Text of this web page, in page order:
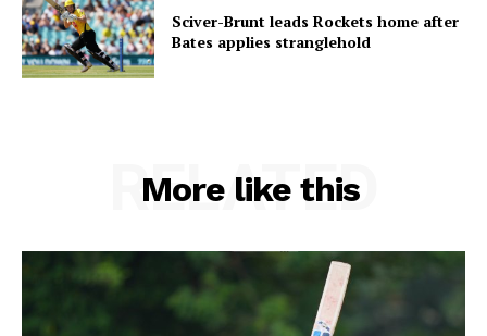
Sciver-Brunt leads Rockets home after
Bates applies stranglehold
More like this
RELATED